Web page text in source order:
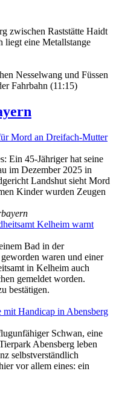
zwischen Raststätte Haidt
liegt eine Metallstange
Nesselwang und Füssen
Fahrbahn (11:15)
Mord an Dreifach-Mutter
Ein 45-Jähriger hat seine
im Dezember 2025 in
Landshut sieht Mord
Kinder wurden Zeugen
Kelheim warnt
Bad in der
waren und einer
in Kelheim auch
gemeldet worden.
bestätigen.
Handicap in Abensberg
Schwan, eine
Abensberg leben
selbstverständlich
vor allem eines: ein